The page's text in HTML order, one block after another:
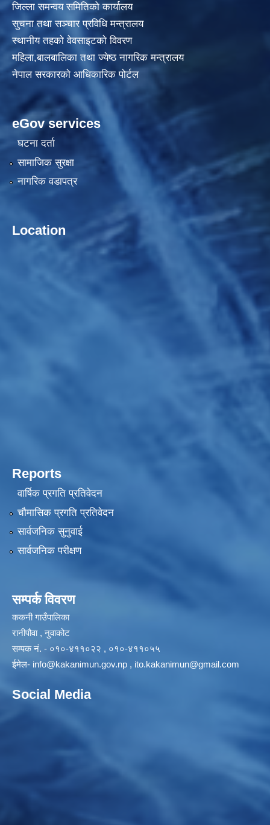
जिल्ला समन्वय समितिको कार्यालय
सुचना तथा सञ्चार प्रविधि मन्त्रालय
स्थानीय तहकाे वेवसाइटकाे विवरण
महिला,बालबालिका तथा ज्येष्ठ नागरिक मन्त्रालय
नेपाल सरकारको आधिकारिक पोर्टल
eGov services
घटना दर्ता
सामाजिक सुरक्षा
नागरिक वडापत्र
Location
Reports
वार्षिक प्रगति प्रतिवेदन
चौमासिक प्रगति प्रतिवेदन
सार्वजनिक सुनुवाई
सार्वजनिक परीक्षण
सम्पर्क विवरण
ककनी गाउँपालिका
रानीपौवा , नुवाकोट
सम्पक नं. - ०१०-४११०२२ , ०१०-४११०५५
ईमेल- info@kakanimun.gov.np , ito.kakanimun@gmail.com
Social Media